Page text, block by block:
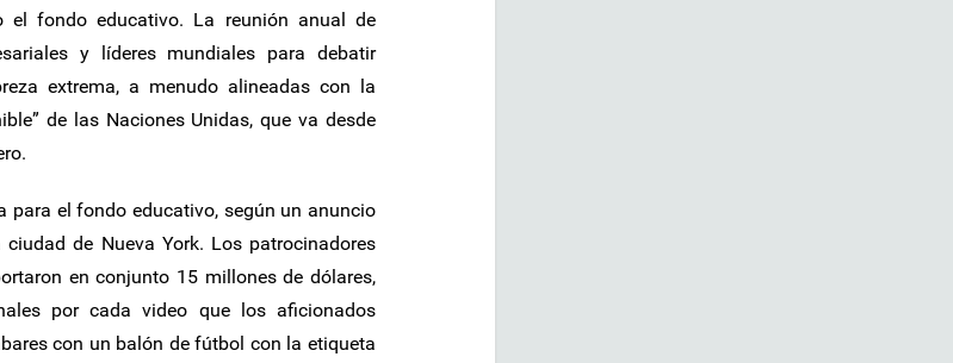
el fondo educativo. La reunión anual de
y líderes mundiales para debatir
extrema, a menudo alineadas con la
de las Naciones Unidas, que va desde
para el fondo educativo, según un anuncio
de Nueva York. Los patrocinadores
en conjunto 15 millones de dólares,
por cada video que los aficionados
con un balón de fútbol con la etiqueta